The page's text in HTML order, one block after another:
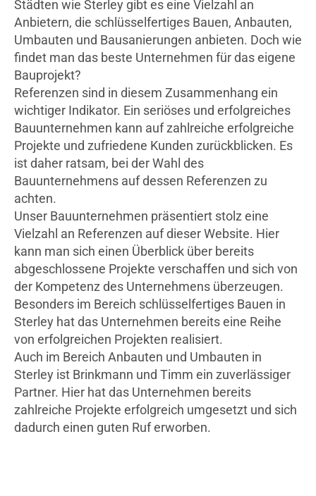
Städten wie Sterley gibt es eine Vielzahl an
Anbietern, die schlüsselfertiges Bauen, Anbauten,
Umbauten und Bausanierungen anbieten. Doch wie
findet man das beste Unternehmen für das eigene
Bauprojekt?
Referenzen sind in diesem Zusammenhang ein
wichtiger Indikator. Ein seriöses und erfolgreiches
Bauunternehmen kann auf zahlreiche erfolgreiche
Projekte und zufriedene Kunden zurückblicken. Es
ist daher ratsam, bei der Wahl des
Bauunternehmens auf dessen Referenzen zu
achten.
Unser Bauunternehmen präsentiert stolz eine
Vielzahl an Referenzen auf dieser Website. Hier
kann man sich einen Überblick über bereits
abgeschlossene Projekte verschaffen und sich von
der Kompetenz des Unternehmens überzeugen.
Besonders im Bereich schlüsselfertiges Bauen in
Sterley hat das Unternehmen bereits eine Reihe
von erfolgreichen Projekten realisiert.
Auch im Bereich Anbauten und Umbauten in
Sterley ist Brinkmann und Timm ein zuverlässiger
Partner. Hier hat das Unternehmen bereits
zahlreiche Projekte erfolgreich umgesetzt und sich
dadurch einen guten Ruf erworben.